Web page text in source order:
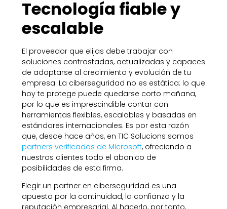
Tecnología fiable y
escalable
El proveedor que elijas debe trabajar con
soluciones contrastadas, actualizadas y capaces
de adaptarse al crecimiento y evolución de tu
empresa. La ciberseguridad no es estática: lo que
hoy te protege puede quedarse corto mañana,
por lo que es imprescindible contar con
herramientas flexibles, escalables y basadas en
estándares internacionales. Es por esta razón
que, desde hace años, en TIC Solucions somos
partners verificados de Microsoft, ofreciendo a
nuestros clientes todo el abanico de
posibilidades de esta firma.
Elegir un partner en ciberseguridad es una
apuesta por la continuidad, la confianza y la